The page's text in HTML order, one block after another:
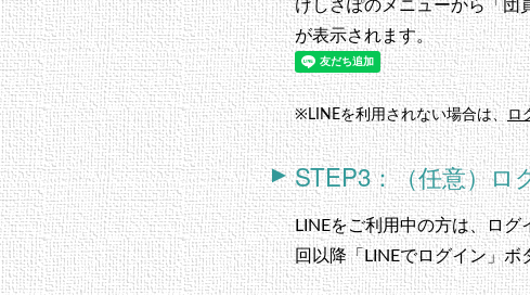
けしさぽのメニューから「団
が表示されます。
※LINEを利用されない場合は、ロ
STEP3：（任意）ロ
LINEをご利用中の方は、ロ
回以降「LINEでログイン」